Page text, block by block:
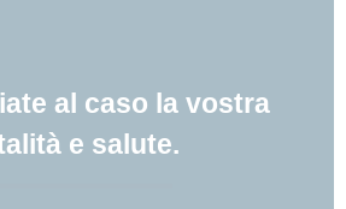
al caso la vostra
e salute.